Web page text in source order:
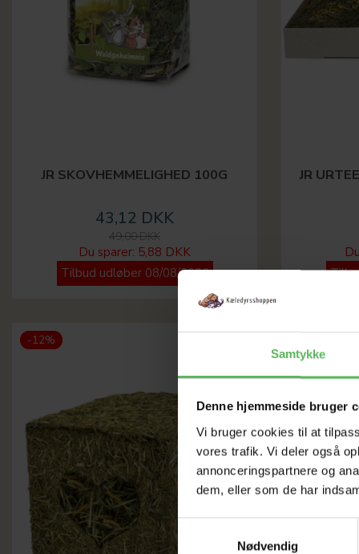
Samtykke
Denne hjemmeside bruger
Vi bruger cookies til at
vores trafik. Vi deler også
annonceringspartnere og
dem, eller som de har
Nødvendig
JR SKOVHEMMELIGHED 100G
43,12 DKK
49,00 DKK
Du sparer: 5,88 DKK
Tilbud udløber 08/08/2026
JR
-12%